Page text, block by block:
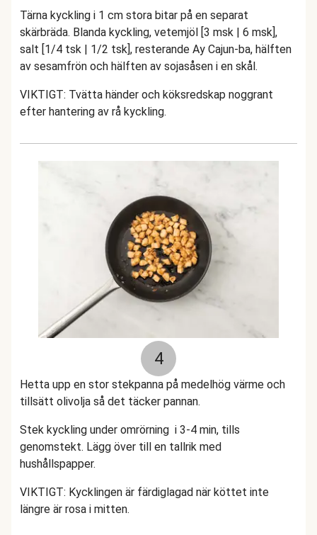
Tärna kyckling i 1 cm stora bitar på en separat
skärbräda. Blanda kyckling, vetemjöl [3 msk | 6 msk],
salt [1/4 tsk | 1/2 tsk], resterande Ay Cajun-ba, hälften
av sesamfrön och hälften av sojasåsen i en skål.
VIKTIGT: Tvätta händer och köksredskap noggrant
efter hantering av rå kyckling.
4
Hetta upp en stor stekpanna på medelhög värme och
tillsätt olivolja så det täcker pannan.
Stek kyckling under omrörning i 3-4 min, tills
genomstekt. Lägg över till en tallrik med
hushållspapper.
VIKTIGT: Kycklingen är färdiglagad när köttet inte
längre är rosa i mitten.